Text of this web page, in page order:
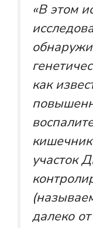
«В этом
как
участок
далеко